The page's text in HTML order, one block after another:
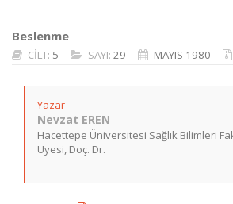
Beslenme
CİLT: 5 SAYI: 29 MAYIS 1980
Yazar
Nevzat EREN
Hacettepe Üniversitesi Sağlık Bilimleri
Üyesi, Doç. Dr.